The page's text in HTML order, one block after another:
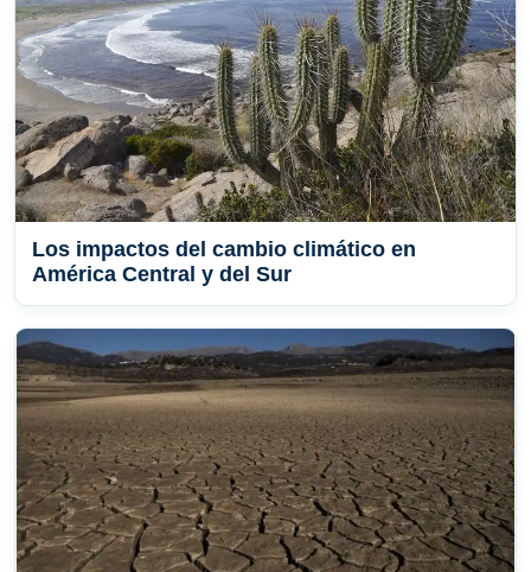
Los impactos del cambio climático en
América Central y del Sur